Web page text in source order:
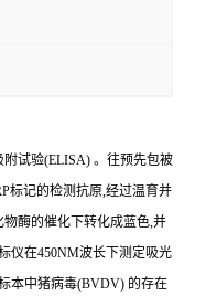
附试验(ELISA) 。往预先包被
标记的检测抗原,经过温育并
物酶的催化下转化成蓝色,并
仪在450NM波长下测定吸光
本中猪病毒(BVDV) 的存在